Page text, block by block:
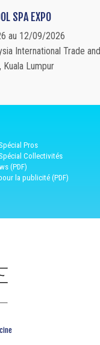
SPA EXPO
au 12/09/2026
International Trade and
Kuala Lumpur
Pros
Collectivités
(PDF)
la publicité (PDF)